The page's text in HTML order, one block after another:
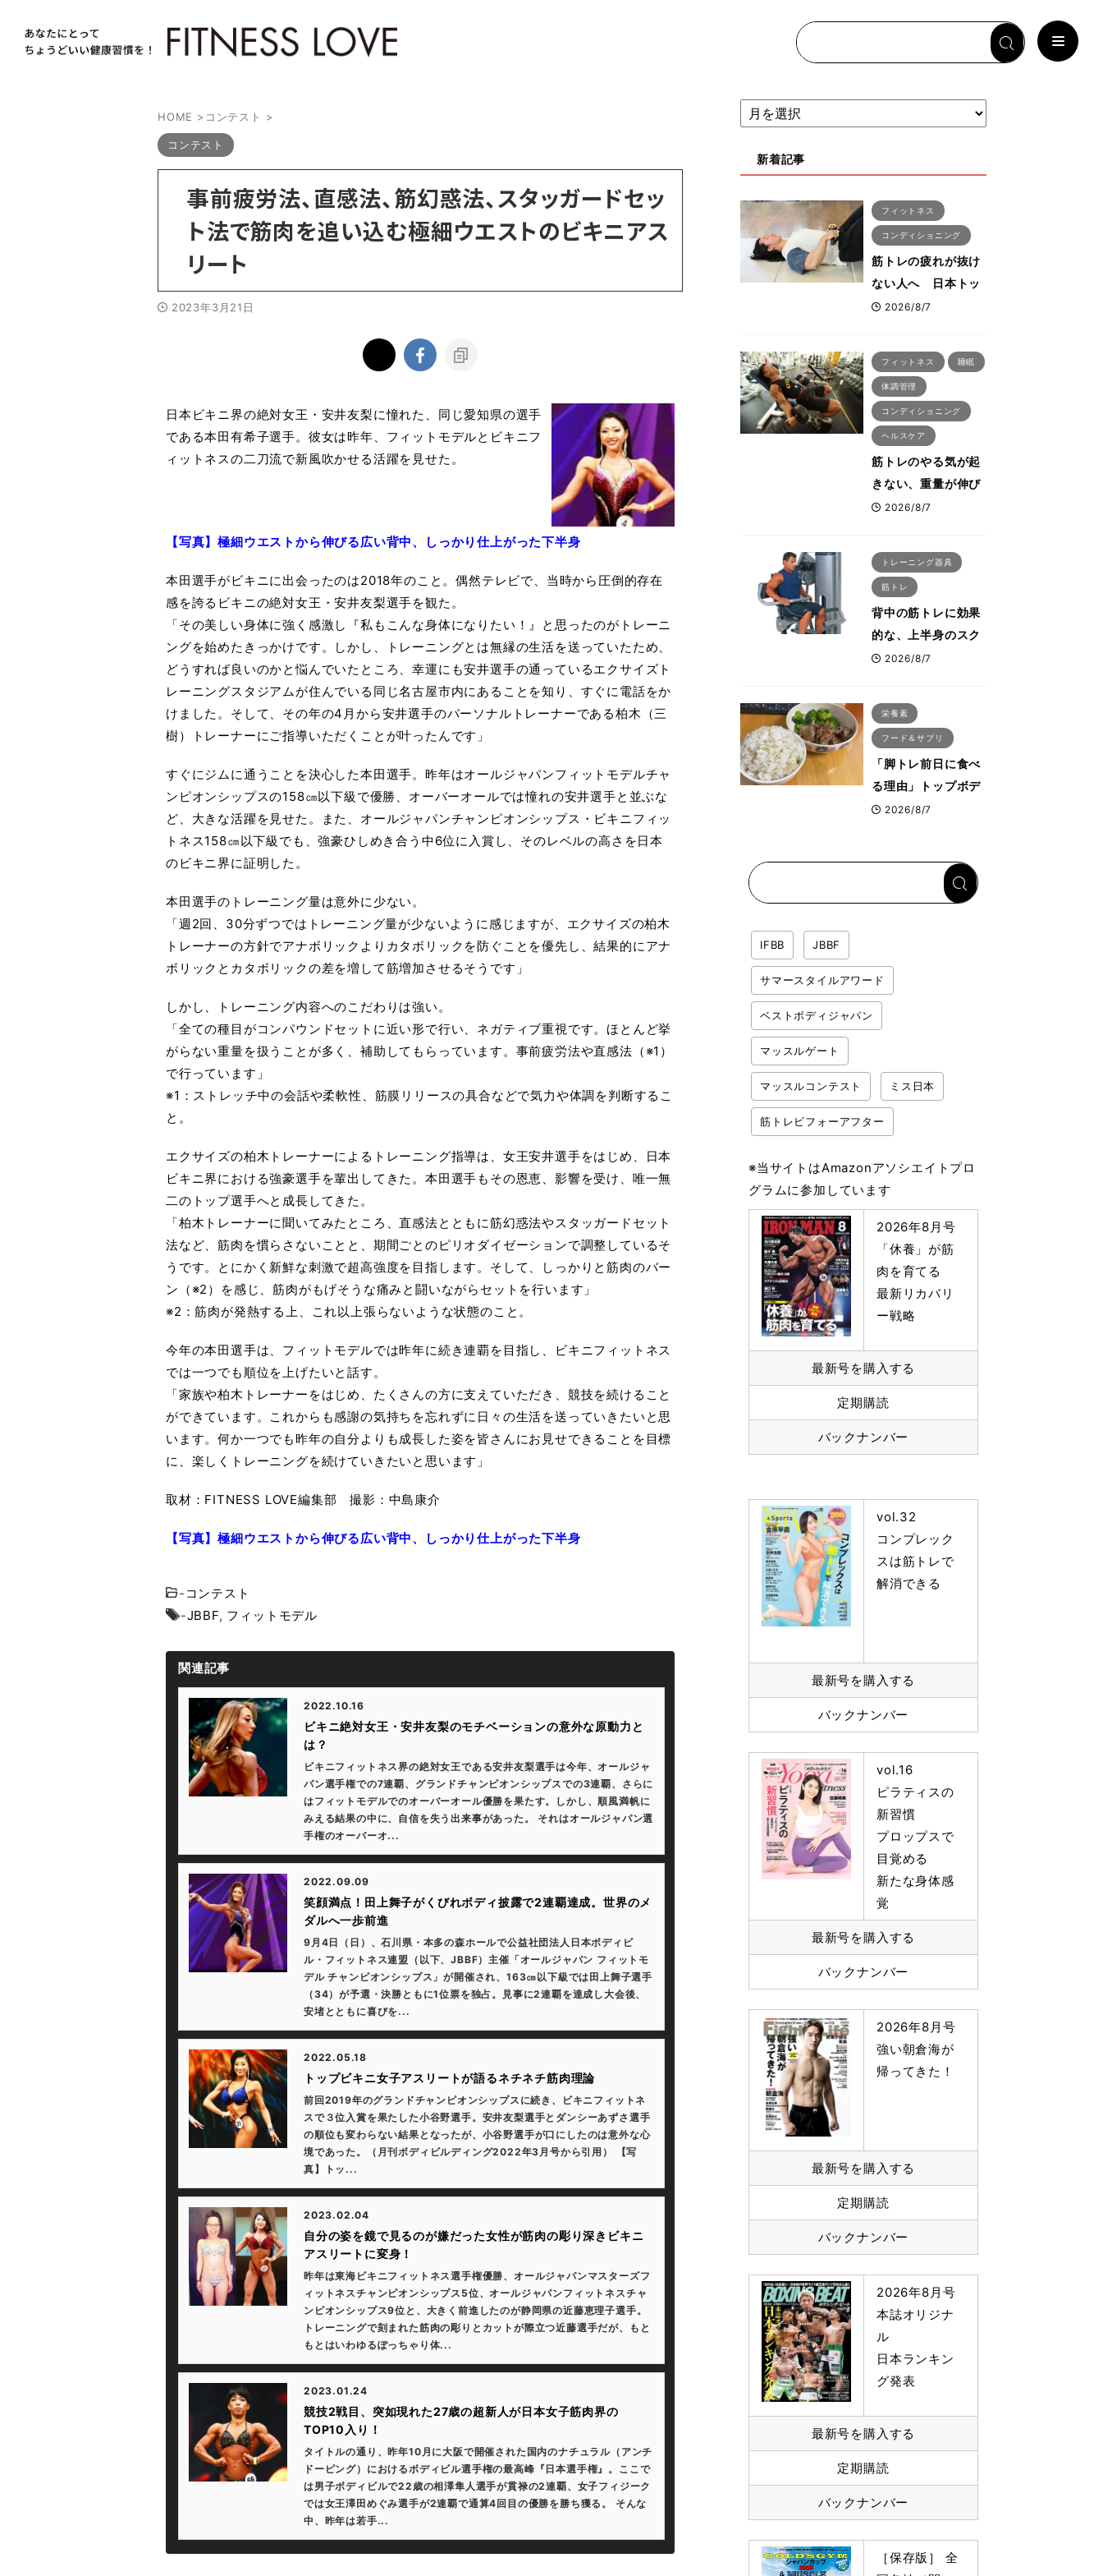
HOME > コンテスト >
コンテスト
事前疲労法、直感法、筋幻惑法、スタッガードセッ
ト法で筋肉を追い込む極細ウエストのビキニアス
リート
2023年3月21日
日本ビキニ界の絶対女王・安井友梨に憧れた、同じ愛知県の選手
である本田有希子選手。彼女は昨年、フィットモデルとビキニフ
ィットネスの二刀流で新風吹かせる活躍を見せた。
【写真】極細ウエストから伸びる広い背中、しっかり仕上がった下半身
本田選手がビキニに出会ったのは2018年のこと。偶然テレビで、当時から圧倒的存在
感を誇るビキニの絶対女王・安井友梨選手を観た。
「その美しい身体に強く感激し『私もこんな身体になりたい！』と思ったのがトレーニ
ングを始めたきっかけです。しかし、トレーニングとは無縁の生活を送っていたため、
どうすれば良いのかと悩んでいたところ、幸運にも安井選手の通っているエクサイズト
レーニングスタジアムが住んでいる同じ名古屋市内にあることを知り、すぐに電話をか
けました。そして、その年の4月から安井選手のパーソナルトレーナーである柏木（三
樹）トレーナーにご指導いただくことが叶ったんです」
すぐにジムに通うことを決心した本田選手。昨年はオールジャパンフィットモデルチャ
ンピオンシップスの158㎝以下級で優勝、オーバーオールでは憧れの安井選手と並ぶな
ど、大きな活躍を見せた。また、オールジャパンチャンピオンシップス・ビキニフィッ
トネス158㎝以下級でも、強豪ひしめき合う中6位に入賞し、そのレベルの高さを日本
のビキニ界に証明した。
本田選手のトレーニング量は意外に少ない。
「週2回、30分ずつではトレーニング量が少ないように感じますが、エクサイズの柏木
トレーナーの方針でアナボリックよりカタボリックを防ぐことを優先し、結果的にアナ
ボリックとカタボリックの差を増して筋増加させるそうです」
しかし、トレーニング内容へのこだわりは強い。
「全ての種目がコンパウンドセットに近い形で行い、ネガティブ重視です。ほとんど挙
がらない重量を扱うことが多く、補助してもらっています。事前疲労法や直感法（※1）
で行っています」
※1：ストレッチ中の会話や柔軟性、筋膜リリースの具合などで気力や体調を判断するこ
と。
エクサイズの柏木トレーナーによるトレーニング指導は、女王安井選手をはじめ、日本
ビキニ界における強豪選手を輩出してきた。本田選手もその恩恵、影響を受け、唯一無
二のトップ選手へと成長してきた。
「柏木トレーナーに聞いてみたところ、直感法とともに筋幻惑法やスタッガードセット
法など、筋肉を慣らさないことと、期間ごとのピリオダイゼーションで調整しているそ
うです。とにかく新鮮な刺激で超高強度を目指します。そして、しっかりと筋肉のバー
ン（※2）を感じ、筋肉がもげそうな痛みと闘いながらセットを行います」
※2：筋肉が発熱する上、これ以上張らないような状態のこと。
今年の本田選手は、フィットモデルでは昨年に続き連覇を目指し、ビキニフィットネス
では一つでも順位を上げたいと話す。
「家族や柏木トレーナーをはじめ、たくさんの方に支えていただき、競技を続けること
ができています。これからも感謝の気持ちを忘れずに日々の生活を送っていきたいと思
います。何か一つでも昨年の自分よりも成長した姿を皆さんにお見せできることを目標
に、楽しくトレーニングを続けていきたいと思います」
取材：FITNESS LOVE編集部 撮影：中島康介
【写真】極細ウエストから伸びる広い背中、しっかり仕上がった下半身
- コンテスト
-JBBF, フィットモデル
関連記事
2022.10.16
ビキニ絶対女王・安井友梨のモチベーションの意外な原動力と
は？
ビキニフィットネス界の絶対女王である安井友梨選手は今年、オールジャ
パン選手権での7連覇、グランドチャンピオンシップスでの3連覇、さらに
はフィットモデルでのオーバーオール優勝を果たす。しかし、順風満帆に
みえる結果の中に、自信を失う出来事があった。 それはオールジャパン選
手権のオーバーオ...
2022.09.09
笑顔満点！田上舞子がくびれボディ披露で2連覇達成。世界のメ
ダルへ一歩前進
9月4日（日）、石川県・本多の森ホールで公益社団法人日本ボディビ
ル・フィットネス連盟（以下、JBBF）主催「オールジャパン フィットモ
デル チャンピオンシップス」が開催され、163㎝以下級では田上舞子選手
（34）が予選・決勝ともに1位票を独占。見事に2連覇を達成し大会後、
安堵とともに喜びを...
2022.05.18
トップビキニ女子アスリートが語るネチネチ筋肉理論
前回2019年のグランドチャンピオンシップスに続き、ビキニフィットネ
スで３位入賞を果たした小谷野選手。安井友梨選手とダンシーあずさ選手
の順位も変わらない結果となったが、小谷野選手が口にしたのは意外な心
境であった。（月刊ボディビルディング2022年3月号から引用） 【写
真】トッ...
2023.02.04
自分の姿を鏡で見るのが嫌だった女性が筋肉の彫り深きビキニ
アスリートに変身！
昨年は東海ビキニフィットネス選手権優勝、オールジャパンマスターズフ
ィットネスチャンピオンシップス5位、オールジャパンフィットネスチャ
ンピオンシップス9位と、大きく前進したのが静岡県の近藤恵理子選手。
トレーニングで刻まれた筋肉の彫りとカットが際立つ近藤選手だが、もと
もとはいわゆるぽっちゃり体...
2023.01.24
競技2戦目、突如現れた27歳の超新人が日本女子筋肉界の
TOP10入り！
タイトルの通り、昨年10月に大阪で開催された国内のナチュラル（アンチ
ドーピング）におけるボディビル選手権の最高峰『日本選手権』。ここで
は男子ボディビルで22歳の相澤隼人選手が貫禄の2連覇、女子フィジーク
では女王澤田めぐみ選手が2連覇で通算4回目の優勝を勝ち獲る。 そんな
中、昨年は若手...
新着記事
フィットネス
コンディショニング
筋トレの疲れが抜け
ない人へ 日本トッ
プボディビルダー・
る「回復習慣」
2026/8/7
フィットネス 睡眠
体調管理
コンディショニング
ヘルスケア
筋トレのやる気が起
きない、重量が伸び
ない ボディビル世
える食事・睡眠・呼
吸の整え方
2026/8/7
トレーニング器具
筋トレ
背中の筋トレに効果
的な、上半身のスク
ワットとも言われた
ス・プルオーバーマ
シン”とは？
2026/8/7
栄養素
フード＆サプリ
「脚トレ前日に食べ
る理由」トップボデ
ィビルダーが愛用す
2026/8/7
IFBB JBBF
サマースタイルアワード
ベストボディジャパン
マッスルゲート
マッスルコンテスト ミス日本
筋トレビフォーアフター
※当サイトはAmazonアソシエイトプロ
グラムに参加しています
2026年8月号
「休養」が筋
肉を育てる
最新リカバリ
ー戦略
最新号を購入する
定期購読
バックナンバー
vol.32
コンプレック
スは筋トレで
解消できる
最新号を購入する
バックナンバー
vol.16
ピラティスの
新習慣
プロップスで
目覚める
新たな身体感
覚
最新号を購入する
バックナンバー
2026年8月号
強い朝倉海が
帰ってきた！
最新号を購入する
定期購読
バックナンバー
2026年8月号
本誌オリジナ
ル
日本ランキン
グ発表
最新号を購入する
定期購読
バックナンバー
［保存版］ 全